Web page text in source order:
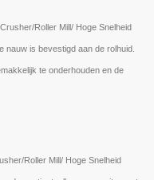
Roller Mill/ Hoge Snelheid
nauw is bevestigd aan de rolhuid.
te onderhouden en de
Roller Mill/ Hoge Snelheid